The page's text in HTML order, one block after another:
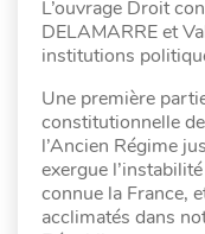
L’ouvrage Droit
DELAMARRE et
institutions
Une première
constitutionnelle
l’Ancien Régime
exergue
connue la France,
acclimatés dans